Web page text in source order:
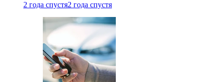
2 года спустя2 года спустя